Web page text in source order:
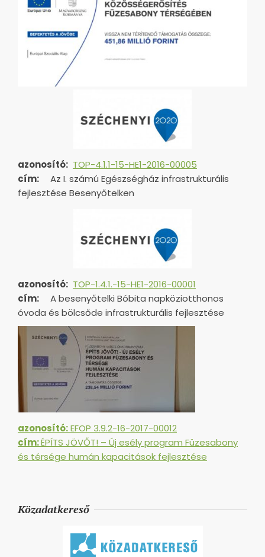
azonosító: TOP-4.1.1-15-HE1-2016-00005
cím:
Az I. számú Egészségház infrastrukturális
fejlesztése Besenyőtelken
azonosító: TOP-1.4.1.-15-HE1-2016-00001
cím:
A besenyőtelki Bóbita napköziotthonos
óvoda és bölcsőde infrastrukturális fejlesztése
azonosító:EFOP 3.9.2-16-2017-00012
cím:ÉPÍTS JÖVŐT! – Új esély program Füzesabony
és térsége humán kapacitások fejlesztése
Közadatkereső